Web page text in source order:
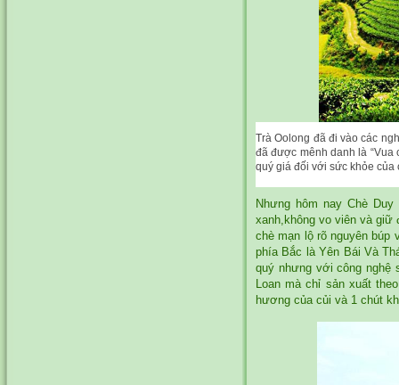
Trà Oolong đã đi vào các
đã được mênh danh là
quý giá đối với sức khỏe
Nhưng hôm nay Chè Duy
xanh,không vo viên và giữ
chè mạn lộ rõ nguyên búp
phía Bắc là Yên Bái Và
quý nhưng với công nghệ
Loan mà chỉ sản xuất
hương của củi và 1 chút